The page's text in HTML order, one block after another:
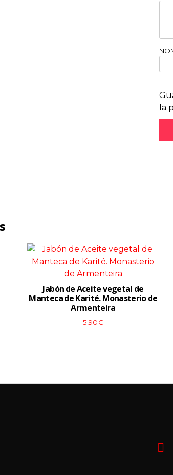
la
View More
Jabón de Aceite vegetal de
Manteca de Karité. Monasterio de
Armenteira
5,90€